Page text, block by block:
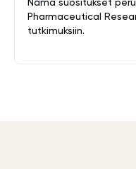
Pharmaceutical
tutkimuksiin.